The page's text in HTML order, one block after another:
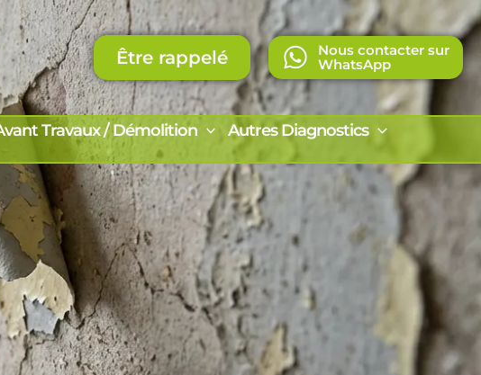
Être rappelé
Nous contacter sur
WhatsApp
Travaux / Démolition
Autres Diagnostics